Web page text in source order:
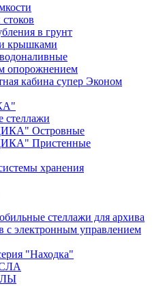
в грунт
крышками
опорожнением
кабина супер Эконом
стеллажи
Островные
Пристенные
хранения
стеллажи для архива
электронным управлением
"Находка"